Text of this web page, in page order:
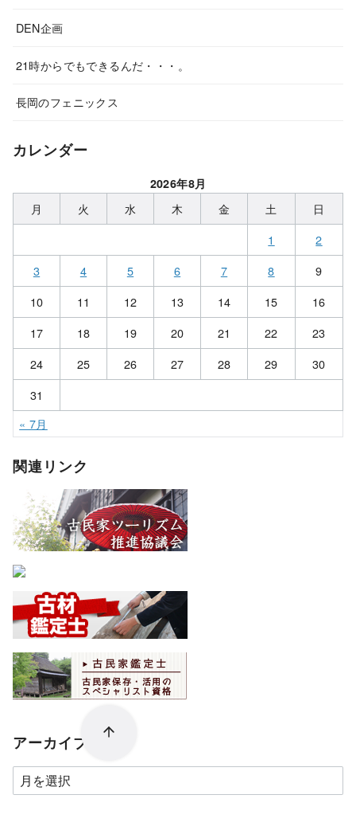
DEN企画
21時からでもできるんだ・・・。
長岡のフェニックス
カレンダー
2026年8月
月 火 水 木 金 土
日
1
2
3
4 5 6 7 8
9
10
11 12 13 14 15
16
17
18 19 20 21 22
23
24
25 26 27 28 29
30
31
« 7月
関連リンク
アーカイブ
ア
ー